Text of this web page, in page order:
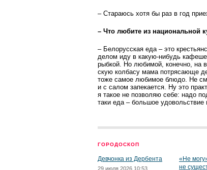
– Стараюсь хотя бы раз в год
– Что любите из национальной
– Белорусская еда – это
делом иду в какую-нибудь
рыбкой. Но любимой, конечно, на
скую колбасу мама потрясающе
тоже самое любимое блюдо. Не
и с салом запекается. Ну это
я такое не позволяю себе: надо
таки еда – большое
ГОРОДОСКОП
Девчонка из Дербента
29 июля 2026 10:53
«Не
не